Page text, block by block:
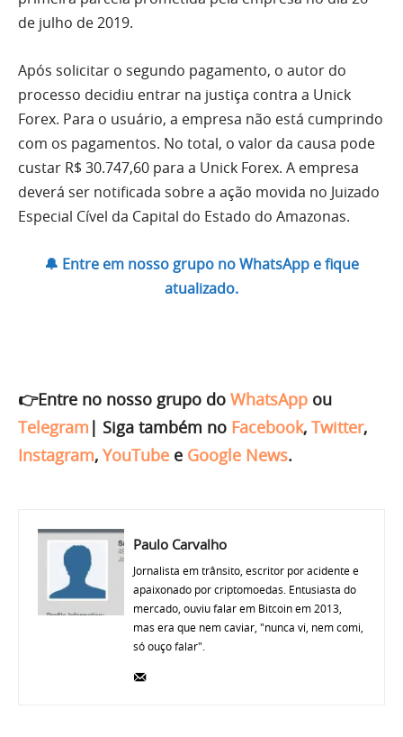
de julho de 2019.
Após solicitar o segundo pagamento, o autor do
processo decidiu entrar na justiça contra a Unick
Forex. Para o usuário, a empresa não está cumprindo
com os pagamentos. No total, o valor da causa pode
custar R$ 30.747,60 para a Unick Forex. A empresa
deverá ser notificada sobre a ação movida no Juizado
Especial Cível da Capital do Estado do Amazonas.
🔔 Entre em nosso grupo no WhatsApp e fique
atualizado.
👉Entre no nosso grupo do WhatsApp ou
Telegram | Siga também no Facebook, Twitter,
Instagram, YouTube e Google News.
Paulo Carvalho
Jornalista em trânsito, escritor por acidente e
apaixonado por criptomoedas. Entusiasta do
mercado, ouviu falar em Bitcoin em 2013,
mas era que nem caviar, "nunca vi, nem comi,
só ouço falar".